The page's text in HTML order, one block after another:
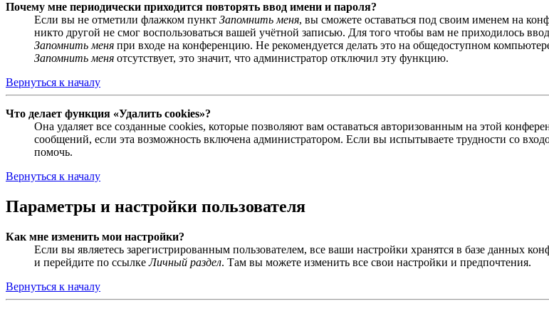
Почему мне периодически приходится повторять ввод имени и пароля?
Если вы не отметили флажком пункт Запомнить меня, вы сможете оставаться под своим именем на
никто другой не смог воспользоваться вашей учётной записью. Для того чтобы вам не приходилось
Запомнить меня при входе на конференцию. Не рекомендуется делать это на общедоступном
Запомнить меня отсутствует, это значит, что администратор отключил эту функцию.
Вернуться к началу
Что делает функция «Удалить cookies»?
Она удаляет все созданные cookies, которые позволяют вам оставаться авторизованным на этой
сообщений, если эта возможность включена администратором. Если вы испытываете трудности со
помочь.
Вернуться к началу
Параметры и настройки пользователя
Как мне изменить мои настройки?
Если вы являетесь зарегистрированным пользователем, все ваши настройки хранятся в базе данных
и перейдите по ссылкеЛичный раздел. Там вы можете изменить все свои настройки и предпочтения.
Вернуться к началу